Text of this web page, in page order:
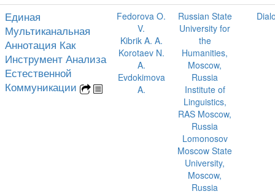
Единая
Мультиканальная
Аннотация Как
Инструмент Анализа
Естественной
Коммуникации
Fedorova O.
V.
Kibrik A. A.
Korotaev N.
A.
Evdokimova
A.
Russian State
University for
the
Humanities,
Moscow,
Russia
Institute of
Linguistics,
RAS Moscow,
Russia
Lomonosov
Moscow State
University,
Moscow,
Russia